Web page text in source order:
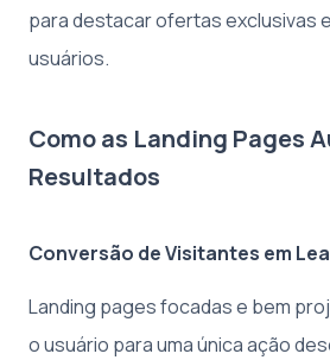
para destacar ofertas exclusivas
usuários.
Como as Landing Pages
Resultados
Conversão de Visitantes em
Landing pages focadas e bem
o usuário para uma única ação